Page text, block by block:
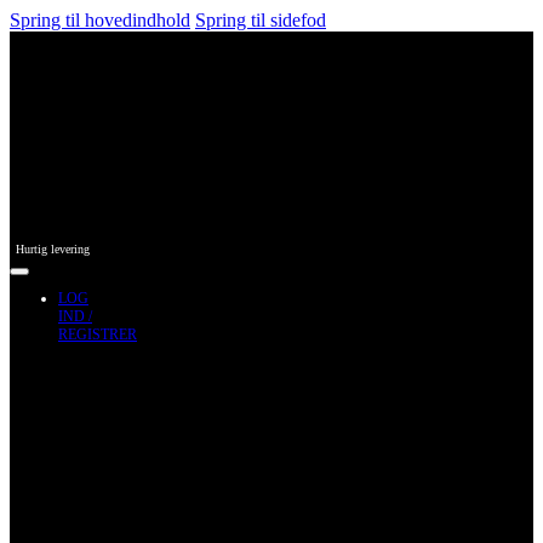
Spring til hovedindhold Spring til sidefod
Hurtig levering
LOG
IND /
REGISTRER